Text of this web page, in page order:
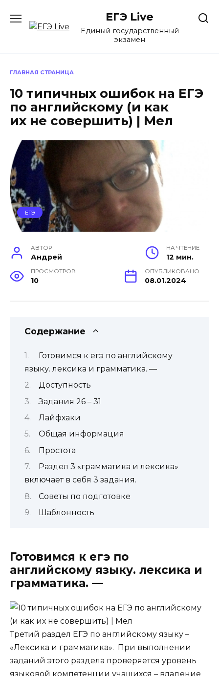
содержанию
ЕГЭ Live
Единый государственный
экзамен
ГЛАВНАЯ СТРАНИЦА
10 типичных ошибок на ЕГЭ
по английскому (и как
их не совершить) | Мел
ЕГЭ
АВТОР
Андрей
НА ЧТЕНИЕ
12 мин.
ПРОСМОТРОВ
10
ОПУБЛИКОВАНО
08.01.2024
Содержание
Готовимся к егэ по английскому
языку. лексика и грамматика. —
Доступность
Задания 26 – 31
Лайфхаки
Общая информация
Простота
Раздел 3 «грамматика и лексика»
включает в себя 3 задания.
Советы по подготовке
Шаблонность
Готовимся к егэ по
английскому языку. лексика и
грамматика. —
Третий раздел ЕГЭ по английскому языку –
«Лексика и грамматика». При выполнении
заданий этого раздела проверяется уровень
языковой компетенции учащихся – владение